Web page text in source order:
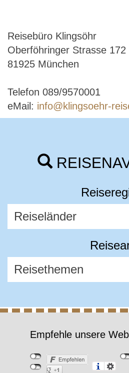
Reisebüro Klingsöhr
Oberföhringer Strasse 172
81925 München
Telefon 089/9570001
eMail: info@klingsoehr-
Empfehle unsere